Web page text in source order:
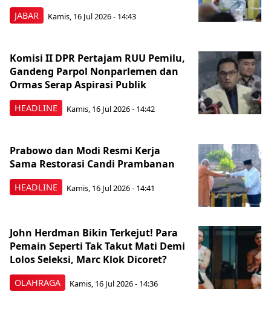
JABAR Kamis, 16 Jul 2026 - 14:43
HEADLINE
Komisi II DPR Pertajam RUU Pemilu,
Gandeng Parpol Nonparlemen dan
Ormas Serap Aspirasi Publik
Kamis, 16 Jul 2026 - 14:42
HEADLINE
Prabowo dan Modi Resmi Kerja
Sama Restorasi Candi Prambanan
Kamis, 16 Jul 2026 - 14:41
OLAHRAGA
John Herdman Bikin Terkejut! Para
Pemain Seperti Tak Takut Mati Demi
Lolos Seleksi, Marc Klok Dicoret?
Kamis, 16 Jul 2026 - 14:36